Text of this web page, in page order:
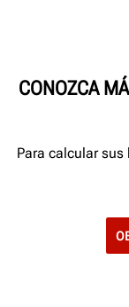
CONOZCA
Para calcular